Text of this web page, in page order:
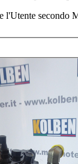
l'Utente secondo